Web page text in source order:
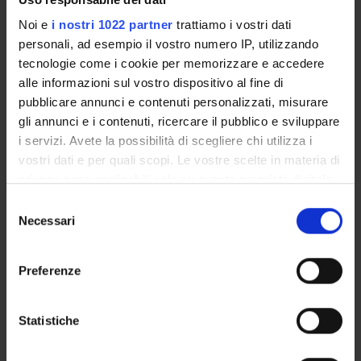
Noi e i nostri 1022 partner trattiamo i vostri dati
personali, ad esempio il vostro numero IP, utilizzando
tecnologie come i cookie per memorizzare e accedere
alle informazioni sul vostro dispositivo al fine di
pubblicare annunci e contenuti personalizzati, misurare
gli annunci e i contenuti, ricercare il pubblico e sviluppare
i servizi. Avete la possibilità di scegliere chi utilizza i
vostri dati e per quali scopi. Le vostre scelte in materia di
modificare o revocare il proprio consenso in qualsiasi
momento dalla Dichiarazione sui cookie o facendo clic
raccogliere informazioni sulla tua posizione
geografica, con un'approssimazione di qualche
delNecessari
Preferenze
Statistiche
Professore associato
Nicola Frison
Professore associato
Zeno Varanini
Professore ordinario
Anita Zamboni
Professore associato
AREE DI RICERCA COINVOLTE DAL PROGETTO
Plant Sciences